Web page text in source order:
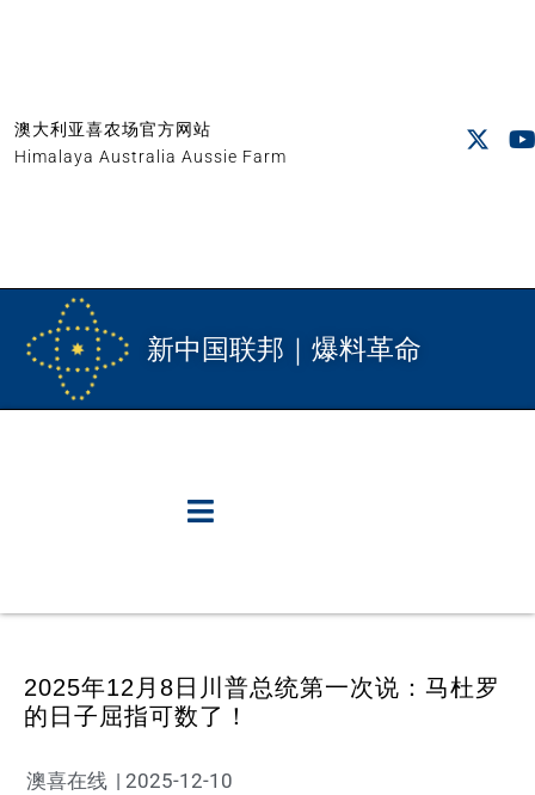
澳大利亚喜农场官方网站
Himalaya Australia Aussie Farm
新中国联邦｜爆料革命
2025年12月8日川普总统第一次说：马杜罗
的日子屈指可数了！
澳喜在线 | 2025-12-10